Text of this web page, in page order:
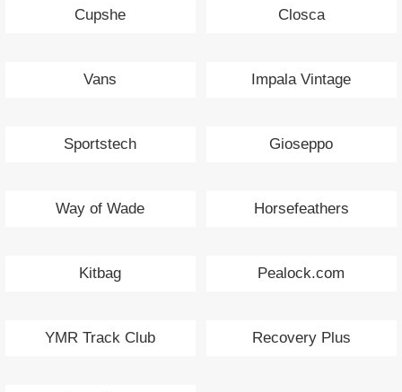
Cupshe Closca
Vans Impala Vintage
Sportstech Gioseppo
Way of Wade Horsefeathers
Kitbag Pealock.com
YMR Track Club Recovery Plus